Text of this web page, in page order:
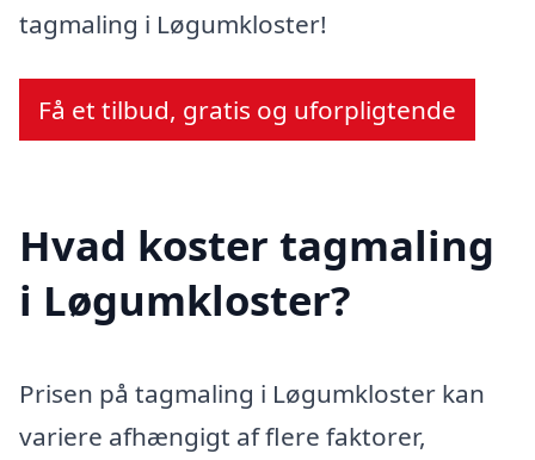
tagmaling i Løgumkloster!
Få et tilbud, gratis og uforpligtende
Hvad koster tagmaling
i Løgumkloster?
Prisen på tagmaling i Løgumkloster kan
variere afhængigt af flere faktorer,